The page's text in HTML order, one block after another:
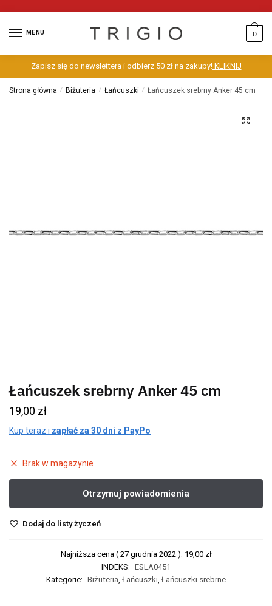
MENU 0
Zapisz się do newslettera i odbierz 50 zł na zakupy!KLIKNIJ
Strona główna / Biżuteria / Łańcuszki / Łańcuszek srebrny Anker 45 cm
Łańcuszek srebrny Anker 45 cm
19,00 zł
Kup teraz i zapłać za 30 dni z PayPo
Brak w magazynie
Dodaj do listy życzeń
Najniższa cena (27 grudnia 2022): 19,00 zł
INDEKS: ESLA0451
Kategorie: Biżuteria, Łańcuszki, Łańcuszki srebrne